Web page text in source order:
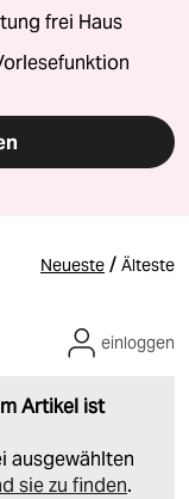
frei Haus
Neueste / Älteste
Artikel ist
ausgewählten
sie zu finden.
einloggen